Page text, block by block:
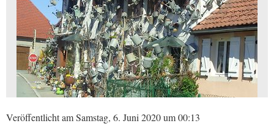
Veröffentlicht am Samstag, 6. Juni 2020 um 00:13